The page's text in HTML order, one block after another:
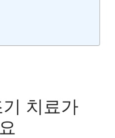
치료가